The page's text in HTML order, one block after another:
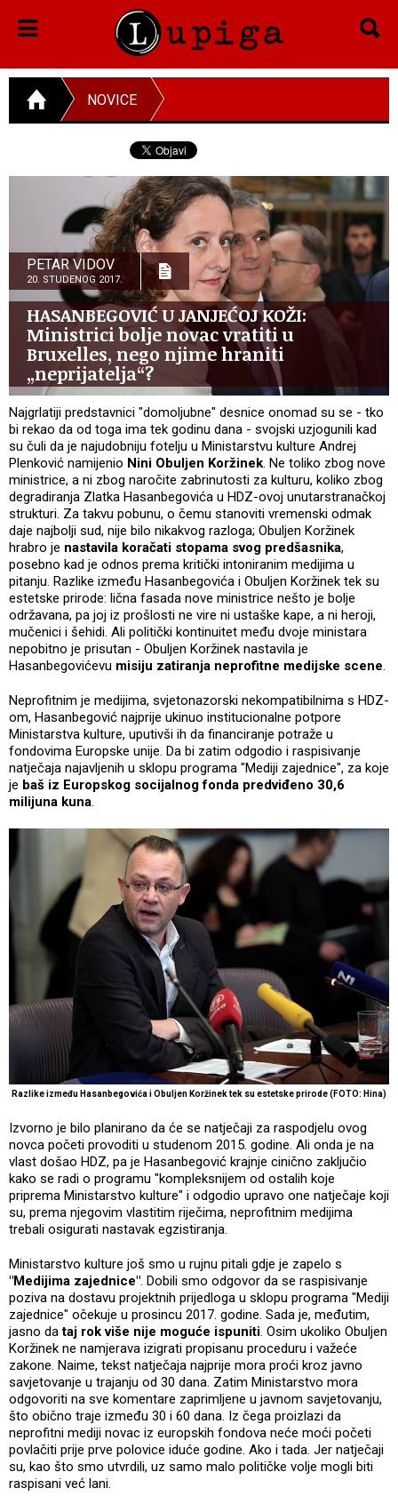
NOVICE
PETAR VIDOV
20. STUDENOG 2017.
HASANBEGOVIĆ U JANJEĆOJ KOŽI:
Ministrici bolje novac vratiti u
Bruxelles, nego njime hraniti
„neprijatelja“?
Najgrlatiji predstavnici "domoljubne" desnice onomad su se - tko
bi rekao da od toga ima tek godinu dana - svojski uzjogunili kad
su čuli da je najudobniju fotelju u Ministarstvu kulture Andrej
Plenković namijenio Nini Obuljen Koržinek. Ne toliko zbog nove
ministrice, a ni zbog naročite zabrinutosti za kulturu, koliko zbog
degradiranja Zlatka Hasanbegovića u HDZ-ovoj unutarstranačkoj
strukturi. Za takvu pobunu, o čemu stanoviti vremenski odmak
daje najbolji sud, nije bilo nikakvog razloga; Obuljen Koržinek
hrabro je nastavila koračati stopama svog predšasnika,
posebno kad je odnos prema kritički intoniranim medijima u
pitanju. Razlike između Hasanbegovića i Obuljen Koržinek tek su
estetske prirode: lična fasada nove ministrice nešto je bolje
održavana, pa joj iz prošlosti ne vire ni ustaške kape, a ni heroji,
mučenici i šehidi. Ali politički kontinuitet među dvoje ministara
nepobitno je prisutan - Obuljen Koržinek nastavila je
Hasanbegovićevu misiju zatiranja neprofitne medijske scene.
Neprofitnim je medijima, svjetonazorski nekompatibilnima s HDZ-
om, Hasanbegović najprije ukinuo institucionalne potpore
Ministarstva kulture, uputivši ih da financiranje potraže u
fondovima Europske unije. Da bi zatim odgodio i raspisivanje
natječaja najavljenih u sklopu programa "Mediji zajednice", za koje
je baš iz Europskog socijalnog fonda predviđeno 30,6
milijuna kuna.
Razlike između Hasanbegovića i Obuljen Koržinek tek su estetske prirode (FOTO: Hina)
Izvorno je bilo planirano da će se natječaji za raspodjelu ovog
novca početi provoditi u studenom 2015. godine. Ali onda je na
vlast došao HDZ, pa je Hasanbegović krajnje cinično zaključio
kako se radi o programu "kompleksnijem od ostalih koje
priprema Ministarstvo kulture" i odgodio upravo one natječaje koji
su, prema njegovim vlastitim riječima, neprofitnim medijima
trebali osigurati nastavak egzistiranja.
Ministarstvo kulture još smo u rujnu pitali gdje je zapelo s
"Medijima zajednice". Dobili smo odgovor da se raspisivanje
poziva na dostavu projektnih prijedloga u sklopu programa "Mediji
zajednice" očekuje u prosincu 2017. godine. Sada je, međutim,
jasno dataj rok više nije moguće ispuniti. Osim ukoliko Obuljen
Koržinek ne namjerava izigrati propisanu proceduru i važeće
zakone. Naime, tekst natječaja najprije mora proći kroz javno
savjetovanje u trajanju od 30 dana. Zatim Ministarstvo mora
odgovoriti na sve komentare zaprimljene u javnom savjetovanju,
što obično traje između 30 i 60 dana. Iz čega proizlazi da
neprofitni mediji novac iz europskih fondova neće moći početi
povlačiti prije prve polovice iduće godine. Ako i tada. Jer natječaji
su, kao što smo utvrdili, uz samo malo političke volje mogli biti
raspisani već lani.